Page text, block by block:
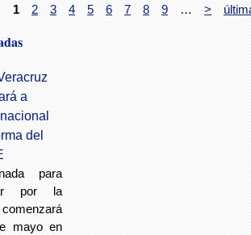
1 2 3 4 5 6 7 8 9 >
a
del
para
por la
mayo en